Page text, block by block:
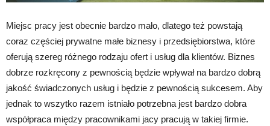
Miejsc pracy jest obecnie bardzo mało, dlatego też powstają
coraz częściej prywatne małe biznesy i przedsiębiorstwa, które
oferują szereg różnego rodzaju ofert i usług dla klientów. Biznes
dobrze rozkręcony z pewnością będzie wpływał na bardzo dobrą
jakość świadczonych usług i będzie z pewnością sukcesem. Aby
jednak to wszytko razem istniało potrzebna jest bardzo dobra
współpraca między pracownikami jacy pracują w takiej firmie.